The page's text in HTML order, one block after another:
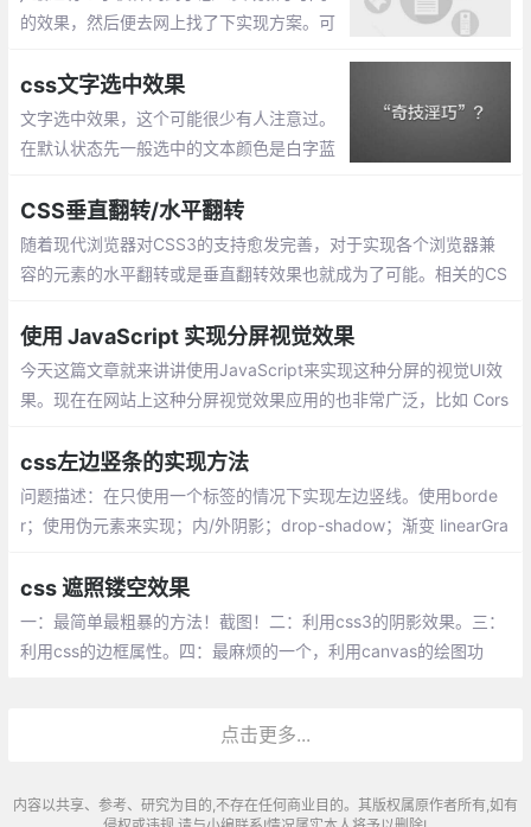
的效果，然后便去网上找了下实现方案。可
css文字选中效果
文字选中效果，这个可能很少有人注意过。
在默认状态先一般选中的文本颜色是白字蓝
ion定义元素上的伪选择器，以便在选定元素
时设置其中文本的样式。
CSS垂直翻转/水平翻转
随着现代浏览器对CSS3的支持愈发完善，对于实现各个浏览器兼
容的元素的水平翻转或是垂直翻转效果也就成为了可能。相关的CS
使用 JavaScript 实现分屏视觉效果
今天这篇文章就来讲讲使用JavaScript来实现这种分屏的视觉UI效
果。现在在网站上这种分屏视觉效果应用的也非常广泛，比如 Cors
css左边竖条的实现方法
问题描述：在只使用一个标签的情况下实现左边竖线。使用borde
r；使用伪元素来实现；内/外阴影；drop-shadow；渐变 linearGra
css 遮照镂空效果
一：最简单最粗暴的方法！截图！二：利用css3的阴影效果。三：
利用css的边框属性。四：最麻烦的一个，利用canvas的绘图功
点击更多...
内容以共享、参考、研究为目的,不存在任何商业目的。其版权属原作者所有,如有